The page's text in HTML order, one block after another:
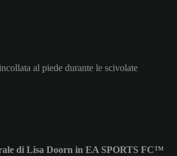
al piede durante le scivolate
di Lisa Doorn in EA SPORTS FC™